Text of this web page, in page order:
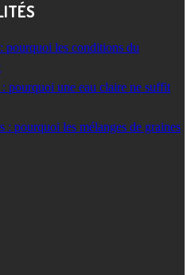
pourquoi les conditions du
pourquoi une eau claire ne suffit
: pourquoi les mélanges de graines